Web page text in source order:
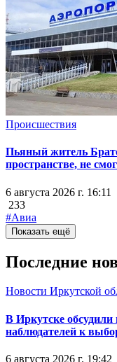
Происшествия
Пьяный житель
пространстве, не
6 августа 2026 г. 16:11
233
#Авиа
Показать ещё
Последние
Новости Иркутской
В Иркутске
наблюдателей к
6 августа 2026 г. 19:42